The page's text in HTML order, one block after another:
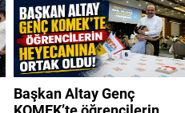
Başkan Altay Genç